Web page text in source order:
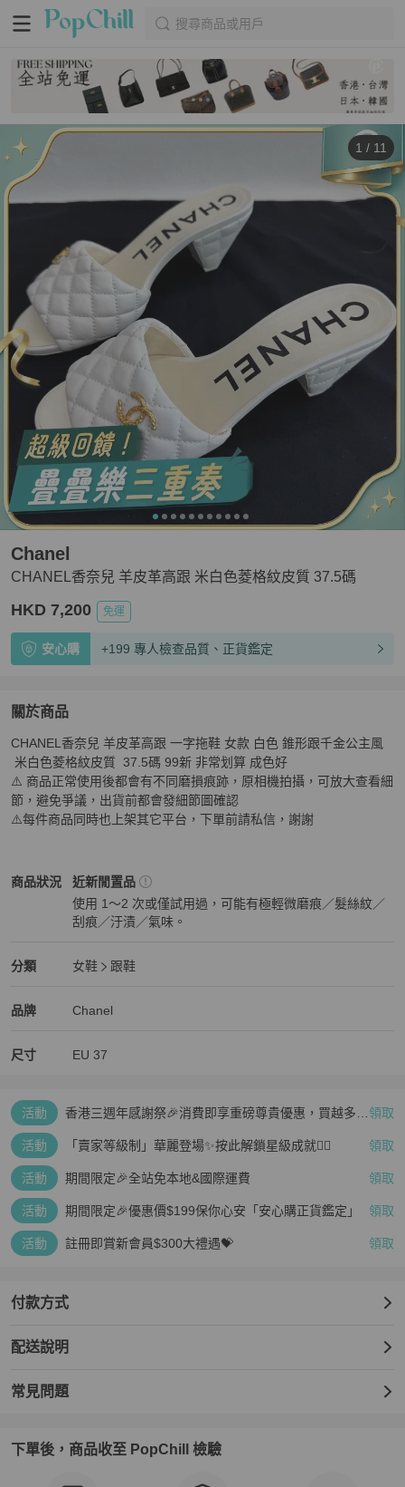
搜尋商品或用戶
1 / 11
CHANEL香奈兒 羊皮革高跟 米白色菱格紋皮質 37.5碼
Chanel
HKD 7,200 免運
安心購 +199 專人檢查品質、正貨鑑定
關於商品
關於CHANEL香奈兒 羊皮革高跟 米白色菱格紋皮質 37.5碼
CHANEL香奈兒 羊皮革高跟 一字拖鞋 女款 白色 錐形跟千金公主風
米白色菱格紋皮質  37.5碼 99新 非常划算 成色好
⚠️ 商品正常使用後都會有不同磨損痕跡，原相機拍攝，可放大查看細
節，避免爭議，出貨前都會發細節圖確認
⚠️每件商品同時也上架其它平台，下單前請私信，謝謝
商品狀況
Chanel女鞋商品狀態與細節
近新閒置品
使用 1～2 次或僅試用過，可能有極輕微磨痕／髮絲紋／
刮痕／汙漬／氣味。
分類
Chanel 女鞋分類資訊
女鞋
跟鞋
品牌
Chanel 精品女鞋品牌介紹
Chanel
Chanel 推薦清單
尺寸 EU 37
活動
香港三週年感謝祭🎉消費即享重磅尊貴優惠，買越多、 領取
活動 「賣家等級制」華麗登場✨按此解鎖星級成就👆🏻 領取
活動 期間限定🎉全站免本地&國際運費 領取
活動 期間限定🎉優惠價$199保你心安「安心購正貨鑑定」 領取
活動 註冊即賞新會員$300大禮遇💝 領取
付款方式
配送說明
常見問題
下單後，商品收至 PopChill 檢驗